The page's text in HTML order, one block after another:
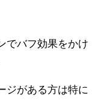
でバフ効果をかけ
ジがある方は特に